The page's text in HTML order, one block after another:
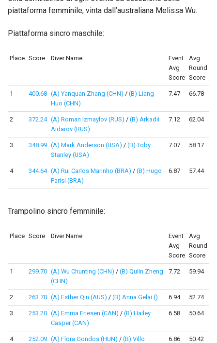
piattaforma femminile, vinta dall’australiana Melissa Wu.
Piattaforma sincro maschile:
Place Score Diver Name
Event
Avg
Score
Avg
Round
Score
1 400.68 (A) Yanquan Zhang (CHN) / (B) Liang
Huo (CHN)
7.47 66.78
2 372.24 (A) Roman Izmaylov (RUS) / (B) Arkadii
Aidarov (RUS)
7.12 62.04
3 348.99 (A) Mark Anderson (USA) / (B) Toby
Stanley (USA)
7.07 58.17
4 344.64 (A) Rui Carlos Marinho (BRA) / (B) Hugo
Parisi (BRA)
6.87 57.44
Trampolino sincro femminile:
Place Score Diver Name
Event
Avg
Score
Avg
Round
Score
1 299.70 (A) Wu Chunting (CHN) / (B) Qulin Zheng
(CHN)
7.72 59.94
2 263.70 (A) Esther Qin (AUS) / (B) Anna Gelai () 6.94 52.74
3 253.20 (A) Emma Friesen (CAN) / (B) Hailey
Casper (CAN)
6.58 50.64
4 252.09 (A) Flora Gondos (HUN) / (B) Villo
6.86 50.42